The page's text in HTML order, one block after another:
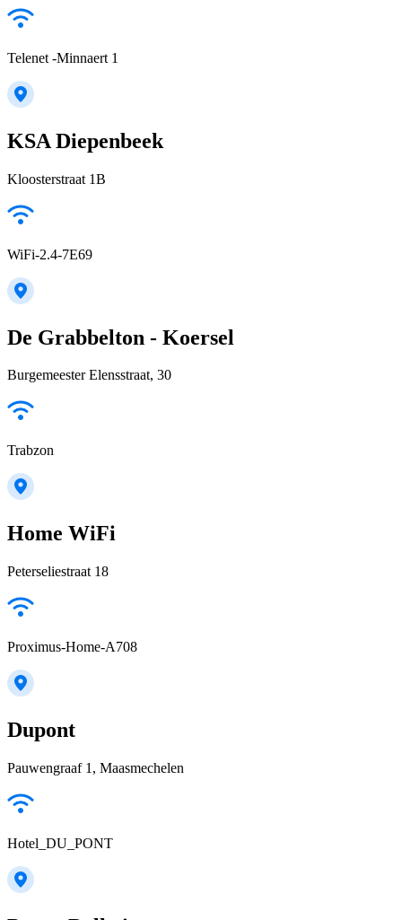
Telenet -Minnaert 1
KSA Diepenbeek
Kloosterstraat 1B
WiFi-2.4-7E69
De Grabbelton - Koersel
Burgemeester Elensstraat, 30
Trabzon
Home WiFi
Peterseliestraat 18
Proximus-Home-A708
Dupont
Pauwengraaf 1, Maasmechelen
Hotel_DU_PONT